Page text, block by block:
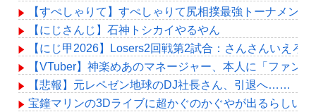
【すぺしゃりて】すぺしゃりて尻相撲最強トーナメン
【にじさんじ】石神トシカイやるやん
【にじ甲2026】Losers2回戦第2試合：さんさんいえろ
【VTuber】神楽めあのマネージャー、本人に「ファン
【悲報】元レペゼン地球のDJ社長さん、引退へ……
宝鐘マリンの3Dライブに超かぐのかぐやが出るらしいけ